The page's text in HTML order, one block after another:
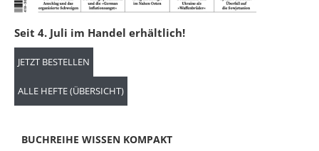
Seit 4. Juli im Handel erhältlich!
JETZT BESTELLEN
ALLE HEFTE (ÜBERSICHT)
BUCHREIHE WISSEN KOMPAKT